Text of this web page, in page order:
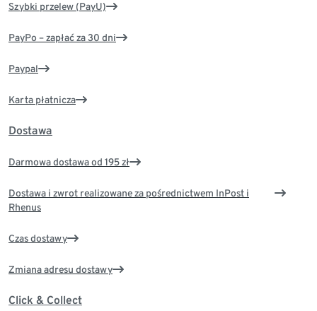
Szybki przelew (PayU)
PayPo – zapłać za 30 dni
Paypal
Karta płatnicza
Dostawa
Darmowa dostawa od 195 zł
Dostawa i zwrot realizowane za pośrednictwem InPost i
Rhenus
Czas dostawy
Zmiana adresu dostawy
Click & Collect